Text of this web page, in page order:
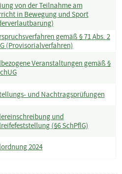
von der Teilnahme am
in Bewegung und Sport
gemäß § 71 Abs. 2
(Provisorialverfahren)
Veranstaltungen gemäß §
und Nachtragsprüfungen
und
(§6 SchPflG)
2024